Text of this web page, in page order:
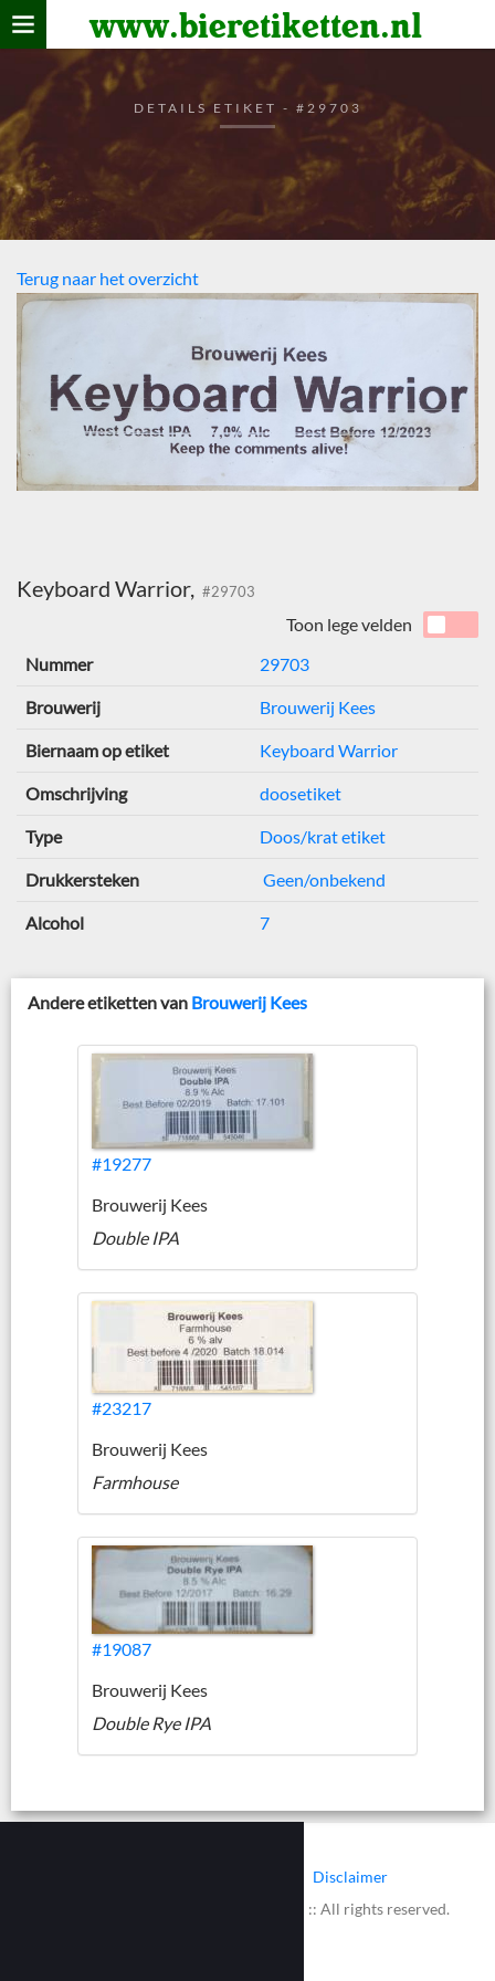
www.bieretiketten.nl
Home
verzamelen
De bierkaart
Bezoekers
DETAILS ETIKET - #29703
Terug naar het overzicht
Keyboard Warrior, #29703
Toon lege velden
Nummer
29703
Brouwerij Brouwerij Kees
Biernaam op etiket Keyboard Warrior
Omschrijving doosetiket
Type Doos/krat etiket
Drukkersteken Geen/onbekend
Alcohol 7
Andere etiketten van Brouwerij Kees
#19277
Brouwerij Kees
Double IPA
#23217
Brouwerij Kees
Farmhouse
#19087
Brouwerij Kees
Double Rye IPA
Disclaimer
© 2002 - 2026 :: www.bieretiketten.nl :: All rights reserved.